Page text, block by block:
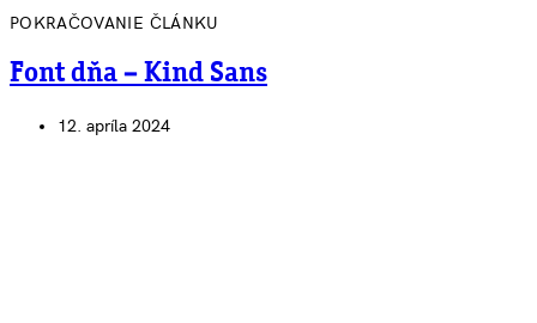
POKRAČOVANIE ČLÁNKU
Font dňa – Kind Sans
12. apríla 2024